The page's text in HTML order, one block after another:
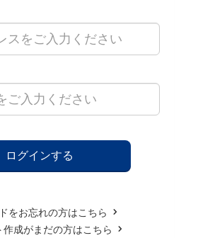
をお忘れの方はこちら
作成がまだの方はこちら